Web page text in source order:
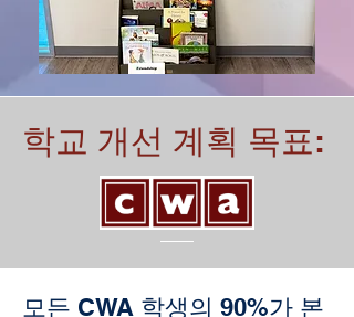
학교 개선 계획 목표:
모든 CWA 학생의 90%가 본